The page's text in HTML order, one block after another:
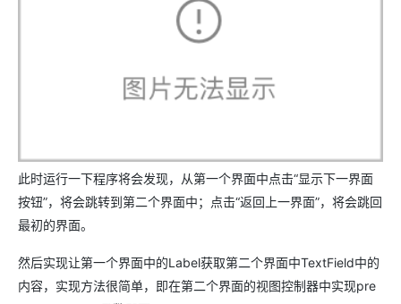
此时运行一下程序将会发现，从第一个界面中点击“显示下一界面
按钮”，将会跳转到第二个界面中；点击“返回上一界面”，将会跳回
最初的界面。
然后实现让第一个界面中的Label获取第二个界面中TextField中的
内容，实现方法很简单，即在第二个界面的视图控制器中实现pre